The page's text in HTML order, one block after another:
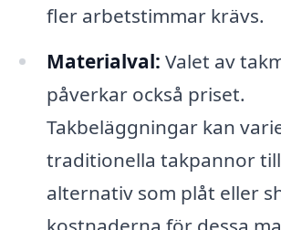
fler arbetstimmar krävs.
Materialval: Valet av
påverkar också priset.
Takbeläggningar kan
traditionella takpannor
alternativ som plåt eller